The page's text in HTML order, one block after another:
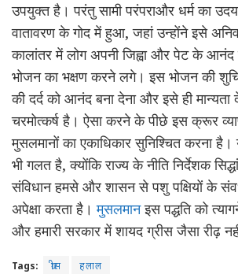
उपयुक्त है। परंतु सामी परंपराऔर धर्म का
वातावरण के गोद में हुआ, जहां उन्होंने इसे
कालांतर में लोग अपनी जिह्वा और पेट के आनंद
भोजन का भक्षण करने लगे। इस भोजन की
की दर्द को आनंद बना देना और इसे ही मान्यता
चरमोत्कर्ष है। ऐसा करने के पीछे इस क्रूर
मुसलमानों का एकाधिकार सुनिश्चित करना
भी गलत है, क्योंकि राज्य के नीति निर्देशक
संविधान हमसे और शासन से पशु पक्षियों के
अपेक्षा करता है।मुसलमानइस पद्धति को
और हमारी सरकार में शायद ग्रीस जैसा रीढ़
Tags: ग्रीस हलाल